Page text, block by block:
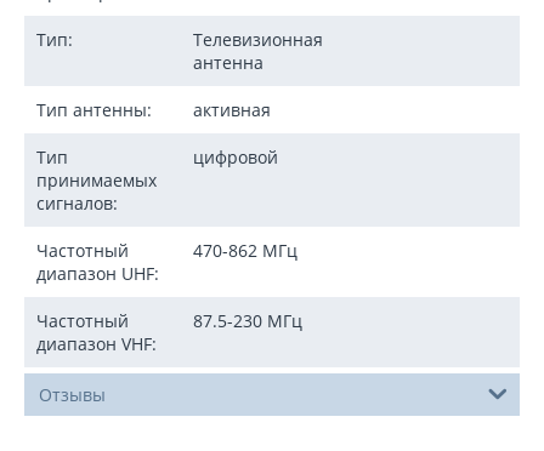
Тип:
Телевизионная
антенна
Тип антенны: активная
Тип
принимаемых
сигналов:
цифровой
Частотный
диапазон UHF:
470-862 МГц
Частотный
диапазон VHF:
87.5-230 МГц
Отзывы